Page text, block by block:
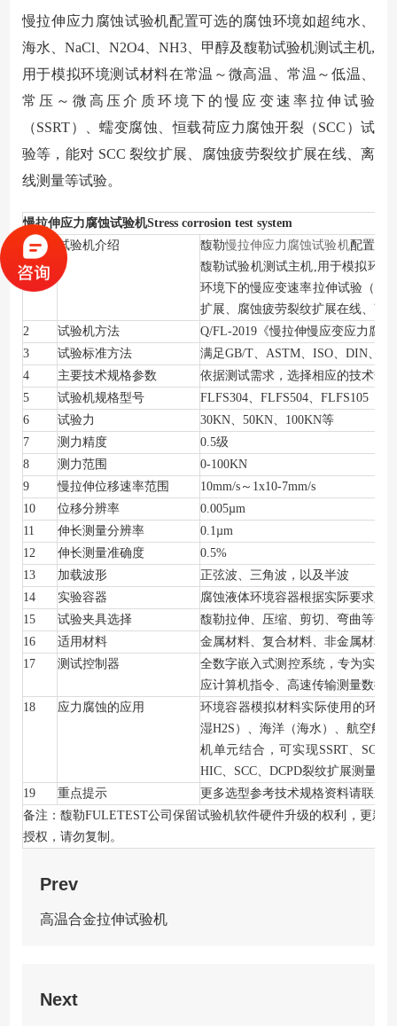
慢拉伸应力腐蚀试验机配置可选的腐蚀环境如超纯水、
海水、NaCl、N2O4、NH3、甲醇及馥勒试验机测试主机,
用于模拟环境测试材料在常温～微高温、常温～低温、
常压～微高压介质环境下的慢应变速率拉伸试验
（SSRT）、蠕变腐蚀、恒载荷应力腐蚀开裂（SCC）试
验等，能对 SCC 裂纹扩展、腐蚀疲劳裂纹扩展在线、离
线测量等试验。
慢拉伸应力腐蚀试验机Stress corrosion test system
1
试验机介绍 馥勒慢拉伸应力腐蚀试验机配置可
馥勒试验机测试主机,用于模拟环
环境下的慢应变速率拉伸试验（
扩展、腐蚀疲劳裂纹扩展在线、离
2
试验机方法 Q/FL-2019《慢拉伸慢应变应力腐蚀
3
试验标准方法
满足GB/T、ASTM、ISO、DIN、
4
主要技术规格参数
依据测试需求，选择相应的技术规
5
试验机规格型号 FLFS304、FLFS504、FLFS105
6
试验力 30KN、50KN、100KN等
7
测力精度 0.5级
8
测力范围
0-100KN
9
慢拉伸位移速率范围 10mm/s～1x10-7mm/s
10
位移分辨率
0.005µm
11
伸长测量分辨率
0.1µm
12
伸长测量准确度
0.5%
13
加载波形
正弦波、三角波，以及半波
14
实验容器
腐蚀液体环境容器根据实际要求定
15
试验夹具选择
馥勒拉伸、压缩、剪切、弯曲等试
16
适用材料
金属材料、复合材料、非金属材料
17
测试控制器
全数字嵌入式测控系统，专为实时
应计算机指令、高速传输测量数据
18
应力腐蚀的应用
环境容器模拟材料实际使用的环境
湿H2S）、海洋（海水）、航空航
机单元结合，可实现SSRT、SC、
HIC、SCC、DCPD裂纹扩展测量等
19
重点提示
更多选型参考技术规格资料请联系
备注：馥勒FULETEST公司保留试验机软件硬件升级的权利，更新
授权，请勿复制。
Prev
高温合金拉伸试验机
Next